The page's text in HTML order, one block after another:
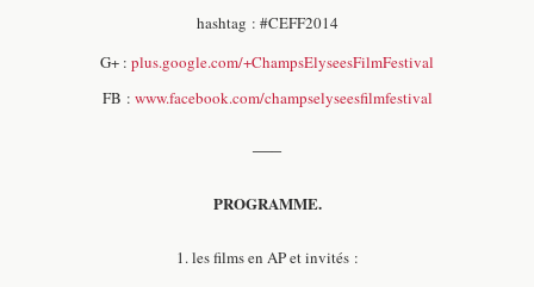
hashtag : #CEFF2014
G+ : plus.google.com/+ChampsElyseesFilmFestival
FB : www.facebook.com/champselyseesfilmfestival
—–
PROGRAMME.
1. les films en AP et invités :